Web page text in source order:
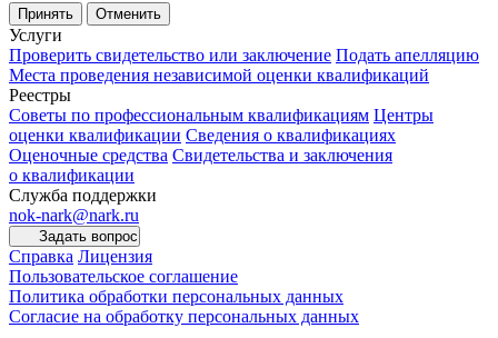
Принять Отменить
Услуги
Проверить свидетельство или заключение Подать апелляцию
Места проведения независимой оценки квалификаций
Реестры
Советы по профессиональным квалификациям Центры
оценки квалификации Сведения о квалификациях
Оценочные средства Свидетельства и заключения
о квалификации
Служба поддержки
nok-nark@nark.ru
Задать вопрос
Справка Лицензия
Пользовательское соглашение
Политика обработки персональных данных
Согласие на обработку персональных данных